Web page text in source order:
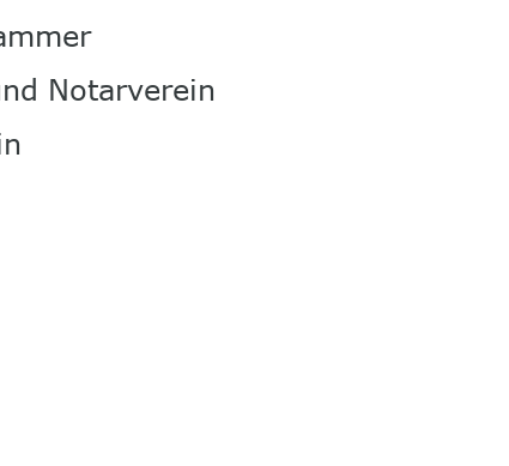
Notarverein